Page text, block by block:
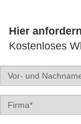
Hier
Kostenloses
Name
Firma